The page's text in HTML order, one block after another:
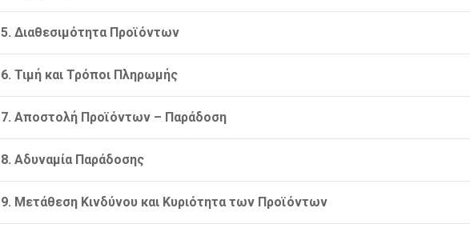
5. Διαθεσιμότητα Προϊόντων
6. Τιμή και Τρόποι Πληρωμής
7. Αποστολή Προϊόντων – Παράδοση
8. Αδυναμία Παράδοσης
9. Μετάθεση Κινδύνου και Κυριότητα των Προϊόντων